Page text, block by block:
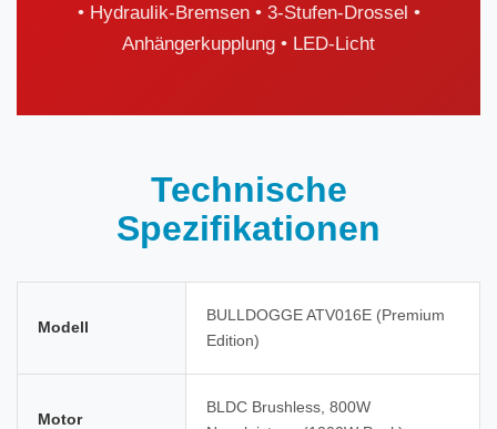
• Hydraulik-Bremsen • 3-Stufen-Drossel •
Anhängerkupplung • LED-Licht
Technische
Spezifikationen
Modell
BULLDOGGE ATV016E (Premium
Edition)
Motor
BLDC Brushless, 800W